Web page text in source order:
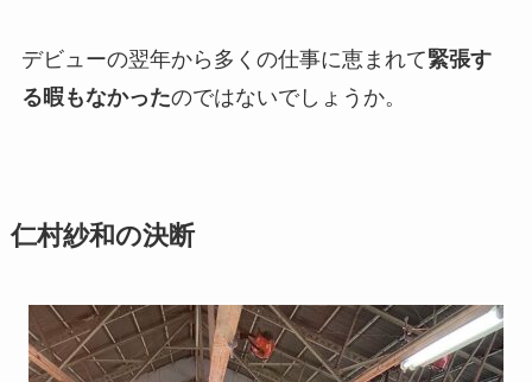
デビューの翌年から多くの仕事に恵まれて緊張す
る暇もなかったのではないでしょうか。
仁村紗和の決断